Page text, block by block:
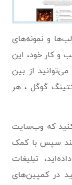
و نمونه‌های
و کار خود، این
از بین
گوگل ، هر
کنید که وب‌سایت
سپس با کمک
تبلیغات
در کمپین‌های